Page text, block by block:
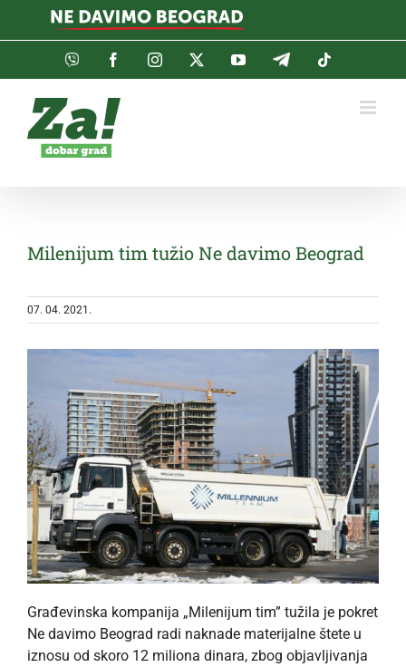
Viber FacebookInstagramTwitterYouTubeTelegram
Milenijum tim tužio Ne davimo Beograd
07. 04. 2021.
Građevinska kompanija „Milenijum tim” tužila je pokret
Ne davimo Beograd radi naknade materijalne štete u
iznosu od skoro 12 miliona dinara, zbog objavljivanja